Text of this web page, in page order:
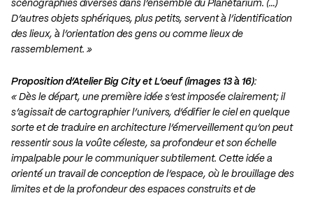
scénographies diverses dans l’ensemble du Planétarium. (…)
D’autres objets sphériques, plus petits, servent à l’identification
des lieux, à l’orientation des gens ou comme lieux de
rassemblement. »
Proposition d’Atelier Big Cityet L’oeuf(images 13 à 16):
« Dès le départ, une première idée s’est imposée clairement; il
s’agissait de cartographier l’univers, d’édifier le ciel en quelque
sorte et de traduire en architecture l’émerveillement qu’on peut
ressentir sous la voûte céleste, sa profondeur et son échelle
impalpable pour le communiquer subtilement. Cette idée a
orienté un travail de conception de l’espace, où le brouillage des
limites et de la profondeur des espaces construits et de